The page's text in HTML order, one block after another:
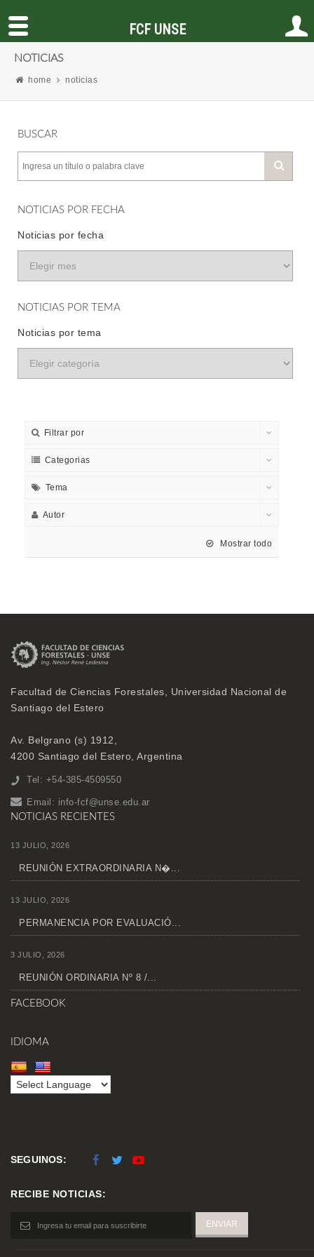
NOTICIAS
home noticias
BUSCAR
NOTICIAS POR FECHA
Noticias por fecha
NOTICIAS POR TEMA
Noticias por tema
Filtrar por
Categorias
Tema
Autor
Mostrar todo
Facultad de Ciencias Forestales, Universidad Nacional de
Santiago del Estero
Av. Belgrano (s) 1912,
4200 Santiago del Estero, Argentina
Tel: +54-385-4509550
Email: info-fcf@unse.edu.ar
NOTICIAS RECIENTES
13 JULIO, 2026
REUNIÓN EXTRAORDINARIA N�...
13 JULIO, 2026
PERMANENCIA POR EVALUACIÓ...
3 JULIO, 2026
REUNIÓN ORDINARIA Nº 8 /...
FACEBOOK
IDIOMA
SEGUINOS:
RECIBE NOTICIAS:
FCF UNSE